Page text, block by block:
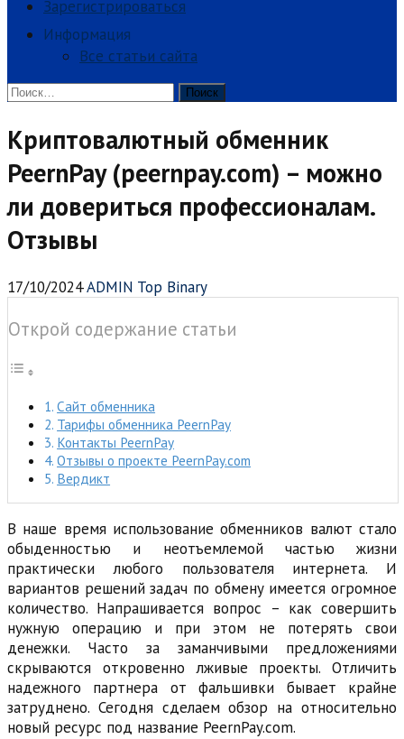
Зарегистрироваться
Информация
Все статьи сайта
Найти:
Криптовалютный обменник
PeernPay (peernpay.com) – можно
ли довериться профессионалам.
Отзывы
17/10/2024ADMIN Top Binary
Открой содержание статьи
Сайт обменника
Тарифы обменника PeernPay
Контакты PeernPay
Отзывы о проекте PeernPay.com
Вердикт
В наше время использование обменников валют стало
обыденностью и неотъемлемой частью жизни
практически любого пользователя интернета. И
вариантов решений задач по обмену имеется огромное
количество. Напрашивается вопрос – как совершить
нужную операцию и при этом не потерять свои
денежки. Часто за заманчивыми предложениями
скрываются откровенно лживые проекты. Отличить
надежного партнера от фальшивки бывает крайне
затруднено. Сегодня сделаем обзор на относительно
новый ресурс под название PeernPay.com.